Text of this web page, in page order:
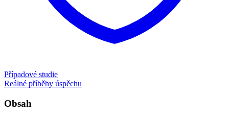
Případové studie
Reálné příběhy úspěchu
Obsah